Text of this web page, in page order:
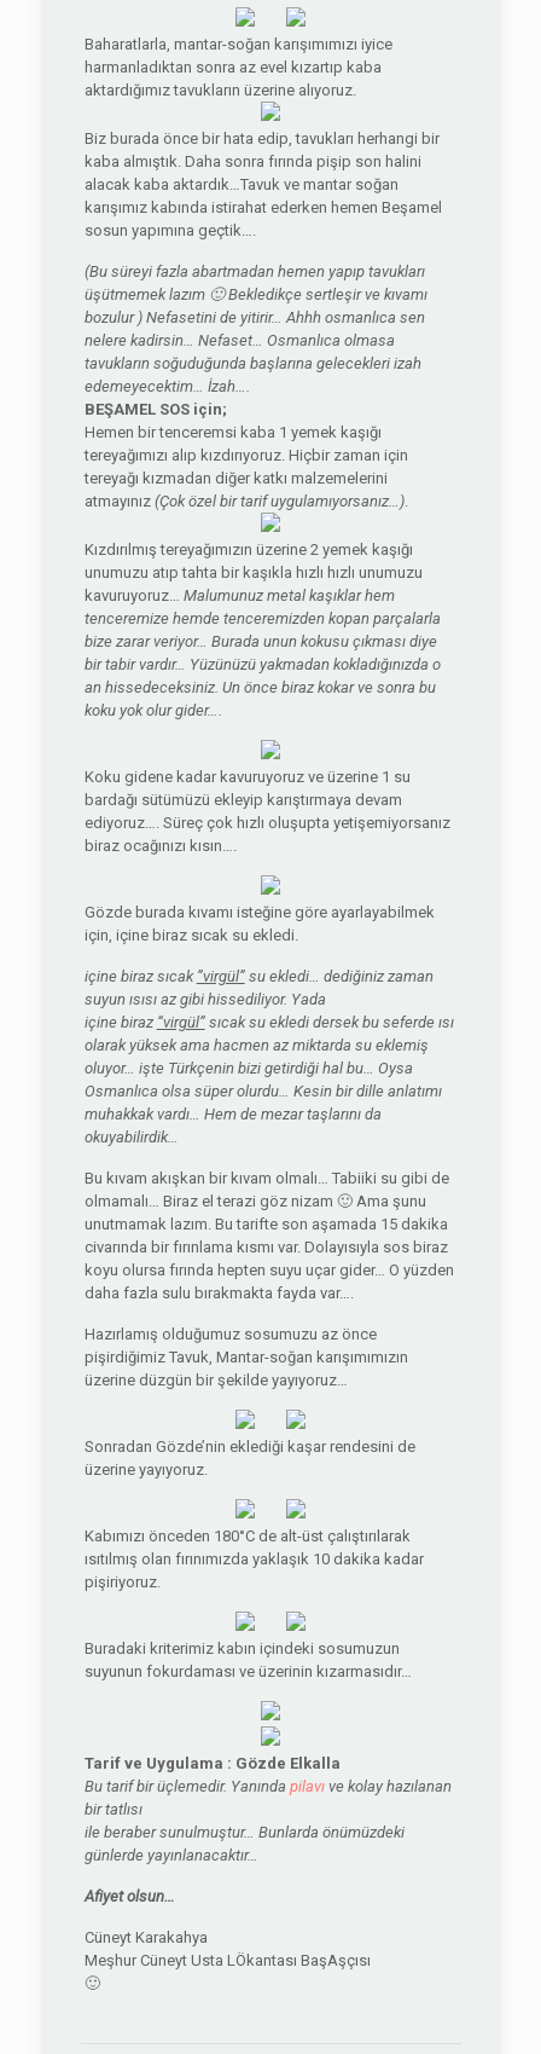
Baharatlarla, mantar-soğan karışımımızı iyice
harmanladıktan sonra az evel kızartıp kaba
aktardığımız tavukların üzerine alıyoruz.
Biz burada önce bir hata edip, tavukları herhangi bir
kaba almıştık. Daha sonra fırında pişip son halini
alacak kaba aktardık…Tavuk ve mantar soğan
karışımız kabında istirahat ederken hemen Beşamel
sosun yapımına geçtik….
(Bu süreyi fazla abartmadan hemen yapıp tavukları
üşütmemek lazım 🙂 Bekledikçe sertleşir ve kıvamı
bozulur ) Nefasetini de yitirir… Ahhh osmanlıca sen
nelere kadirsin… Nefaset… Osmanlıca olmasa
tavukların soğuduğunda başlarına gelecekleri izah
edemeyecektim… İzah….
BEŞAMEL SOS için;
Hemen bir tenceremsi kaba 1 yemek kaşığı
tereyağımızı alıp kızdırıyoruz. Hiçbir zaman için
tereyağı kızmadan diğer katkı malzemelerini
atmayınız (Çok özel bir tarif uygulamıyorsanız…).
Kızdırılmış tereyağımızın üzerine 2 yemek kaşığı
unumuzu atıp tahta bir kaşıkla hızlı hızlı unumuzu
kavuruyoruz… Malumunuz metal kaşıklar hem
tenceremize hemde tenceremizden kopan parçalarla
bize zarar veriyor… Burada unun kokusu çıkması diye
bir tabir vardır… Yüzünüzü yakmadan kokladığınızda o
an hissedeceksiniz. Un önce biraz kokar ve sonra bu
koku yok olur gider….
Koku gidene kadar kavuruyoruz ve üzerine 1 su
bardağı sütümüzü ekleyip karıştırmaya devam
ediyoruz…. Süreç çok hızlı oluşupta yetişemiyorsanız
biraz ocağınızı kısın….
Gözde burada kıvamı isteğine göre ayarlayabilmek
için, içine biraz sıcak su ekledi.
içine biraz sıcak ”virgül”su ekledi… dediğiniz zaman
suyun ısısı az gibi hissediliyor. Yada
içine biraz “virgül”sıcak su ekledi dersek bu seferde ısı
olarak yüksek ama hacmen az miktarda su eklemiş
oluyor… işte Türkçenin bizi getirdiği hal bu… Oysa
Osmanlıca olsa süper olurdu… Kesin bir dille anlatımı
muhakkak vardı… Hem de mezar taşlarını da
okuyabilirdik…
Bu kıvam akışkan bir kıvam olmalı… Tabiiki su gibi de
olmamalı… Biraz el terazi göz nizam 🙂 Ama şunu
unutmamak lazım. Bu tarifte son aşamada 15 dakika
civarında bir fırınlama kısmı var. Dolayısıyla sos biraz
koyu olursa fırında hepten suyu uçar gider… O yüzden
daha fazla sulu bırakmakta fayda var….
Hazırlamış olduğumuz sosumuzu az önce
pişirdiğimiz Tavuk, Mantar-soğan karışımımızın
üzerine düzgün bir şekilde yayıyoruz…
Sonradan Gözde’nin eklediği kaşar rendesini de
üzerine yayıyoruz.
Kabımızı önceden 180°C de alt-üst çalıştırılarak
ısıtılmış olan fırınımızda yaklaşık 10 dakika kadar
pişiriyoruz.
Buradaki kriterimiz kabın içindeki sosumuzun
suyunun fokurdaması ve üzerinin kızarmasıdır…
Tarif ve Uygulama : Gözde Elkalla
Bu tarif bir üçlemedir. Yanında pilavıve kolay hazılanan
bir tatlısı
ile beraber sunulmuştur… Bunlarda önümüzdeki
günlerde yayınlanacaktır…
Afiyet olsun…
Cüneyt Karakahya
Meşhur Cüneyt Usta LÖkantası BaşAşçısı
🙂